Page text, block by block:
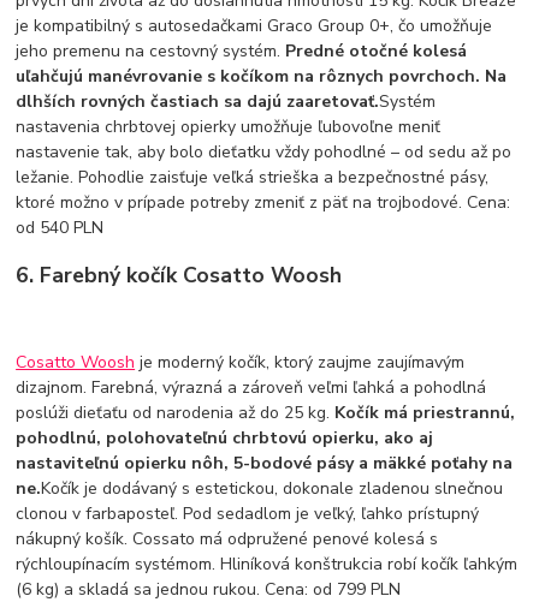
je kompatibilný s autosedačkami Graco Group 0+, čo umožňuje
jeho premenu na cestovný systém. Predné otočné kolesá
uľahčujú manévrovanie s kočíkom na rôznych povrchoch. Na
dlhších rovných častiach sa dajú zaaretovať.Systém
nastavenia chrbtovej opierky umožňuje ľubovoľne meniť
nastavenie tak, aby bolo dieťatku vždy pohodlné – od sedu až po
ležanie. Pohodlie zaisťuje veľká strieška a bezpečnostné pásy,
ktoré možno v prípade potreby zmeniť z päť na trojbodové. Cena:
od 540 PLN
6. Farebný kočík Cosatto Woosh
Cosatto Woosh je moderný kočík, ktorý zaujme zaujímavým
dizajnom. Farebná, výrazná a zároveň veľmi ľahká a pohodlná
poslúži dieťaťu od narodenia až do 25 kg. Kočík má priestrannú,
pohodlnú, polohovateľnú chrbtovú opierku, ako aj
nastaviteľnú opierku nôh, 5-bodové pásy a mäkké poťahy na
ne.Kočík je dodávaný s estetickou, dokonale zladenou slnečnou
clonou v farbaposteľ. Pod sedadlom je veľký, ľahko prístupný
nákupný košík. Cossato má odpružené penové kolesá s
rýchloupínacím systémom. Hliníková konštrukcia robí kočík ľahkým
(6 kg) a skladá sa jednou rukou. Cena: od 799 PLN